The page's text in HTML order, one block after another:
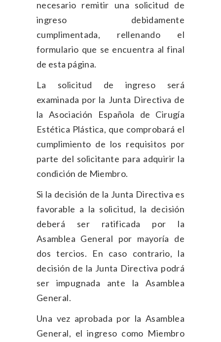
necesario remitir una solicitud de
ingreso debidamente
cumplimentada, rellenando el
formulario que se encuentra al final
de esta página.
La solicitud de ingreso será
examinada por la Junta Directiva de
la Asociación Española de Cirugía
Estética Plástica, que comprobará el
cumplimiento de los requisitos por
parte del solicitante para adquirir la
condición de Miembro.
Si la decisión de la Junta Directiva es
favorable a la solicitud, la decisión
deberá ser ratificada por la
Asamblea General por mayoría de
dos tercios. En caso contrario, la
decisión de la Junta Directiva podrá
ser impugnada ante la Asamblea
General.
Una vez aprobada por la Asamblea
General, el ingreso como Miembro